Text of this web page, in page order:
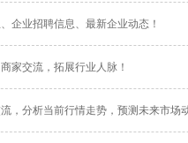
企业招聘信息、最新企业动态！
家交流，拓展行业人脉！
，分析当前行情走势，预测未来市场